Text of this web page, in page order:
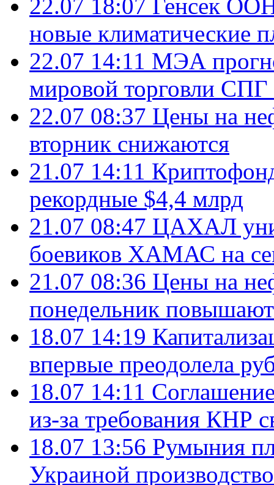
22.07 18:07 Генсек ООН
новые климатические
22.07 14:11 МЭА
мировой торговли СПГ
22.07 08:37 Цены на
вторник снижаются
21.07 14:11
рекордные $4,4 млрд
21.07 08:47 ЦАХАЛ
боевиков ХАМАС на
21.07 08:36 Цены на
понедельник
18.07 14:19
впервые преодолела
18.07 14:11
из-за требования КНР
18.07 13:56 Румыния
Украиной